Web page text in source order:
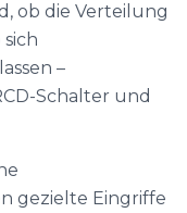
ob die Verteilung
–
Schalter und
gezielte Eingriffe